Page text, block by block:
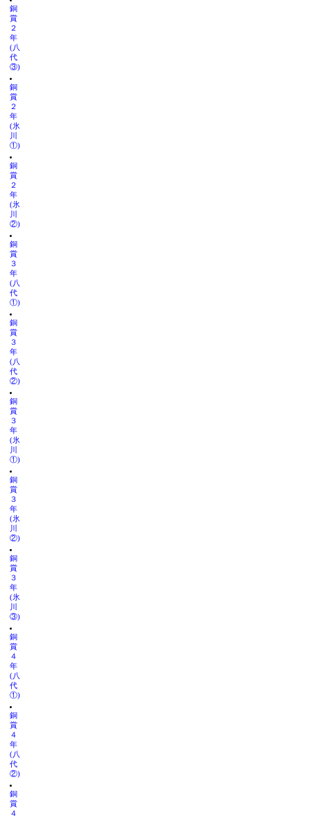
銅
賞
２
年
(八
代
③)
銅
賞
２
年
(氷
川
①)
銅
賞
２
年
(氷
川
②)
銅
賞
３
年
(八
代
①)
銅
賞
３
年
(八
代
②)
銅
賞
３
年
(氷
川
①)
銅
賞
３
年
(氷
川
②)
銅
賞
３
年
(氷
川
③)
銅
賞
４
年
(八
代
①)
銅
賞
４
年
(八
代
②)
銅
賞
４